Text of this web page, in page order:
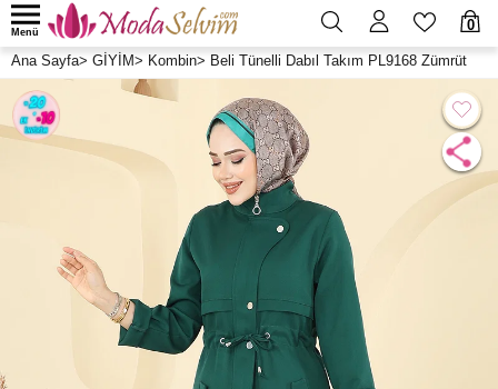
0
Menü
Ana Sayfa> GİYİM> Kombin> Beli Tünelli Dabıl Takım PL9168 Zümrüt